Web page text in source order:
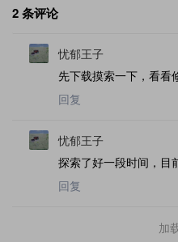
2 条评论
忧郁王子
先下载摸索一下，看看
回复
忧郁王子
探索了好一段时间，目
回复
加